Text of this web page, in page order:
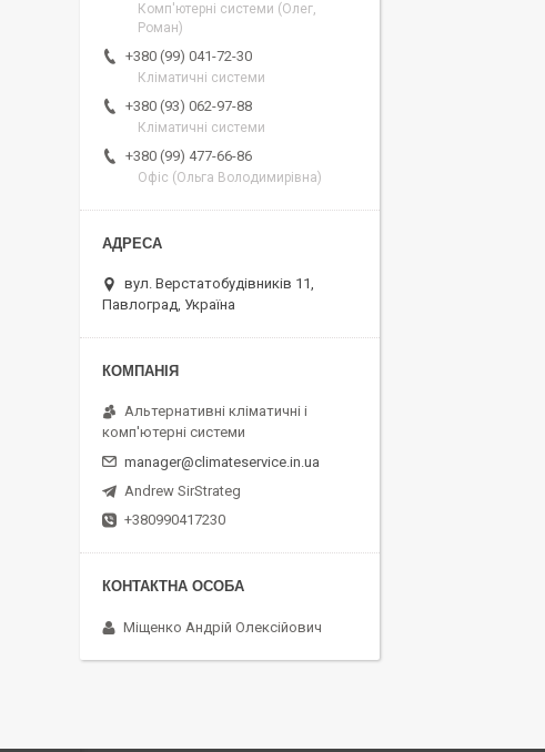
Комп'ютерні системи (Олег,
Роман)
+380 (99) 041-72-30
Кліматичні системи
+380 (93) 062-97-88
Кліматичні системи
+380 (99) 477-66-86
Офіс (Ольга Володимирівна)
вул. Верстатобудівників 11,
Павлоград, Україна
Альтернативні кліматичні і
комп'ютерні системи
manager@climateservice.in.ua
Andrew SirStrateg
+380990417230
Міщенко Андрій Олексійович